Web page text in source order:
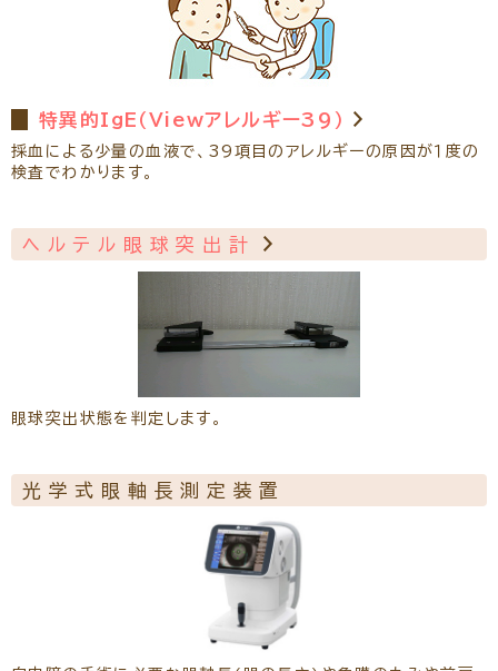
特異的IgE（Viewアレルギー39）
採血による少量の血液で、39項目のアレルギーの原因が１度の
検査でわかります。
ヘルテル眼球突出計
眼球突出状態を判定します。
光学式眼軸長測定装置